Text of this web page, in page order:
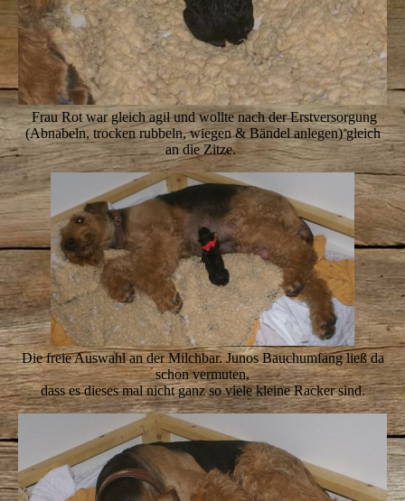
Frau Rot war gleich agil und wollte nach der Erstversorgung
(Abnabeln, trocken rubbeln, wiegen & Bändel anlegen) gleich
an die Zitze.
Die freie Auswahl an der Milchbar. Junos Bauchumfang ließ da
schon vermuten,
dass es dieses mal nicht ganz so viele kleine Racker sind.